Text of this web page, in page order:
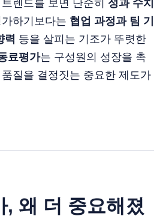
렌드를 보면 단순히 성과 수치
하기보다는 협업 과정과 팀 기
력 등을 살피는 기조가 뚜렷한
료평가는 구성원의 성장을 촉
질을 결정짓는 중요한 제도가
, 왜 더 중요해졌